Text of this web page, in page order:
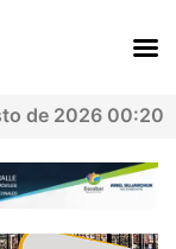
de 2026 00:20